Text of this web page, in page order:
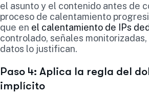
el asunto y el contenido antes de
proceso de calentamiento
que en el calentamiento de IPs
controlado, señales
datos lo justifican.
Paso 4: Aplica la regla del
implícito